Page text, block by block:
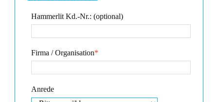
Hammerlit Kd.-Nr.: (optional)
*
Firma / Organisation
Anrede